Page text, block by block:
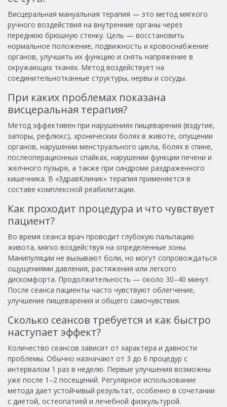
Висцеральная мануальная терапия — это метод мягкого
ручного воздействия на внутренние органы через
переднюю брюшную стенку. Цель — восстановить
нормальное положение, подвижность и кровоснабжение
органов, улучшить их функцию и снять напряжение в
окружающих тканях. Метод воздействует на
соединительнотканные структуры, нервы и сосуды.
При каких проблемах показана
висцеральная терапия?
Метод эффективен при нарушениях пищеварения (вздутие,
запоры, рефлюкс), хронических болях в животе, опущении
органов, нарушении менструального цикла, болях в спине,
послеоперационных спайках, нарушении функции печени и
желчного пузыря, а также при синдроме раздраженного
кишечника. В «ЗдравКлиник» терапия применяется в
составе комплексной реабилитации.
Как проходит процедура и что чувствует
пациент?
Во время сеанса врач проводит глубокую пальпацию
живота, мягко воздействуя на определенные зоны.
Манипуляции не вызывают боли, но могут сопровождаться
ощущениями давления, растяжения или легкого
дискомфорта. Продолжительность — около 30–40 минут.
После сеанса пациенты часто чувствуют облегчение,
улучшение пищеварения и общего самочувствия.
Сколько сеансов требуется и как быстро
наступает эффект?
Количество сеансов зависит от характера и давности
проблемы. Обычно назначают от 3 до 6 процедур с
интервалом 1 раз в неделю. Первые улучшения возможны
уже после 1–2 посещений. Регулярное использование
метода дает устойчивый результат, особенно в сочетании
с диетой, остеопатией и лечебной физкультурой.